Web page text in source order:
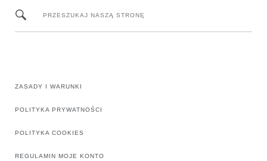
PRZESZUKAJ NASZĄ STRONĘ
ZASADY I WARUNKI
POLITYKA PRYWATNOŚCI
POLITYKA COOKIES
REGULAMIN MOJE KONTO